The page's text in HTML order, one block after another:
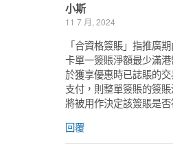
小斯
11 7 月, 2024
「合資格簽賬」指推廣
卡單一簽賬淨額最少滿
於獲享優惠時已誌賬的
支付，則整單簽賬的簽
將被用作決定該簽賬是
回覆